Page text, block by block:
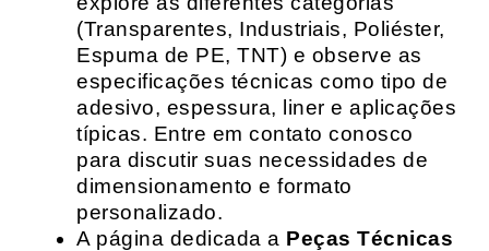
(Transparentes, Industriais, Poliéster,
Espuma de PE, TNT) e observe as
especificações técnicas como tipo de
adesivo, espessura, liner e aplicações
típicas. Entre em contato conosco
para discutir suas necessidades de
dimensionamento e formato
personalizado.
A página dedicada a Peças Técnicas